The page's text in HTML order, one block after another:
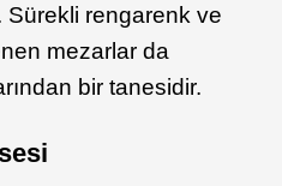
Sürekli rengarenk ve
mezarlar da
bir tanesidir.